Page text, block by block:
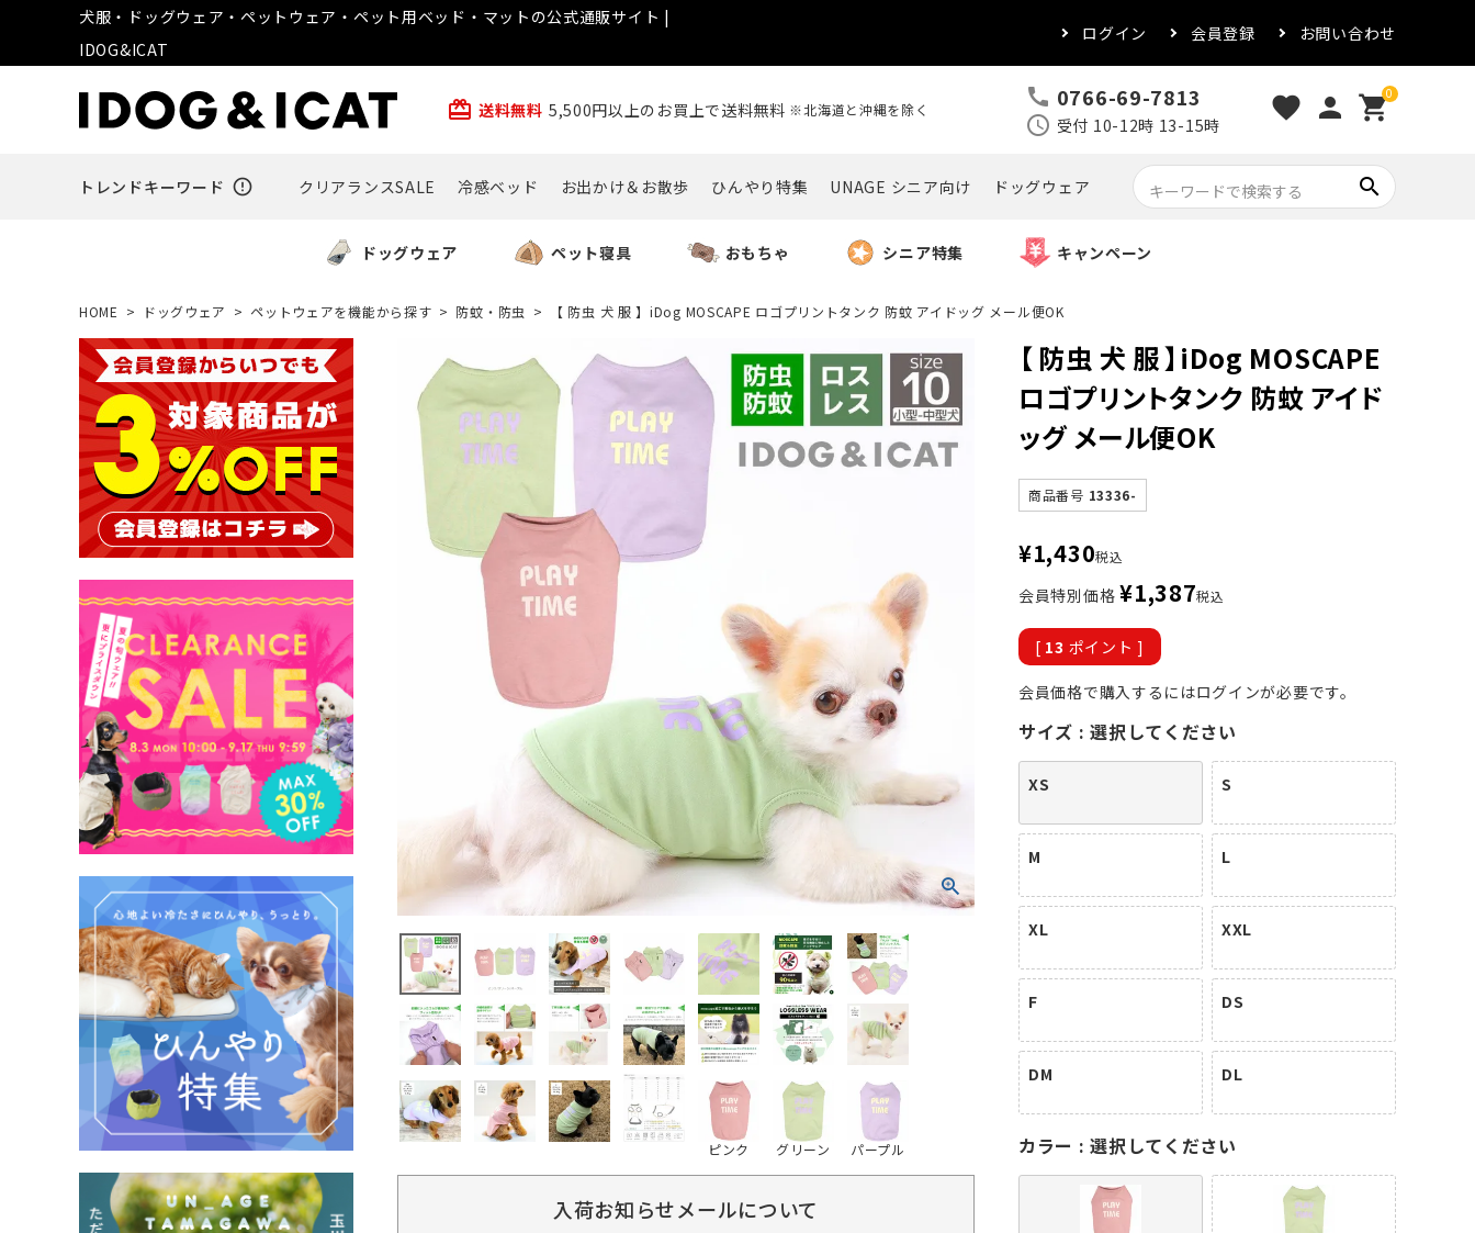
犬服・ドッグウェア・ペットウェア・ペット用ベッド・マットの公式通販サイト |
IDOG&ICAT
ログイン 会員登録 お問い合わせ
card_giftcard 送料無料 5,500円以上のお買上で送料無料 ※北海道と沖縄を除く call 0766-69-7813
schedule 受付 10-12時 13-15時
favorite person 0
shopping_cart
トレンドキーワード error_outline クリアランスSALE 冷感ベッド お出かけ＆お散歩 ひんやり特集 UNAGE シニア向け ドッグウェア search
ドッグウェア ペット寝具 おもちゃ シニア特集 キャンペーン
HOME ドッグウェア ペットウェアを機能から探す 防蚊・防虫 【 防虫 犬 服 】iDog MOSCAPE ロゴプリントタンク 防蚊 アイドッグ メール便OK
ピンク グリーン パープル
入荷お知らせメールについて
【 防虫 犬 服 】iDog MOSCAPE
ロゴプリントタンク 防蚊 アイド
ッグ メール便OK
商品番号 13336-
¥1,430税込
会員特別価格 ¥1,387税込
[ 13 ポイント ]
会員価格で購入するにはログインが必要です。
サイズ 選択してください
XS S
M L
XL XXL
F DS
DM DL
カラー 選択してください